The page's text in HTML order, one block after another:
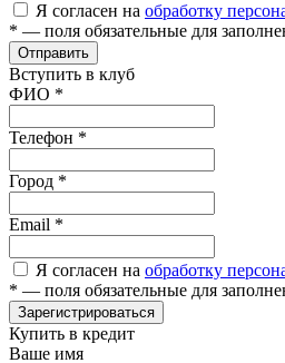
Я согласен на обработку
* — поля обязательные для
Отправить
Вступить в клуб
ФИО *
Телефон *
Город *
Email *
Я согласен на обработку
* — поля обязательные для
Зарегистрироваться
Купить в кредит
Ваше имя